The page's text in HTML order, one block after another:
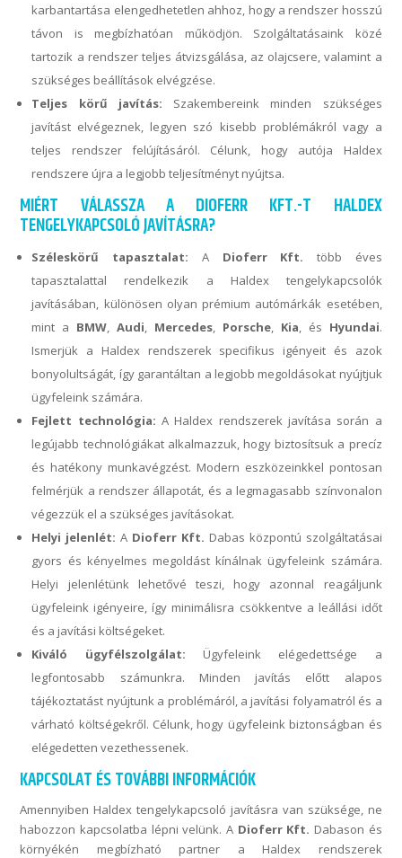
karbantartása elengedhetetlen ahhoz, hogy a rendszer hosszú
távon is megbízhatóan működjön. Szolgáltatásaink közé
tartozik a rendszer teljes átvizsgálása, az olajcsere, valamint a
szükséges beállítások elvégzése.
Teljes körű javítás: Szakembereink minden szükséges
javítást elvégeznek, legyen szó kisebb problémákról vagy a
teljes rendszer felújításáról. Célunk, hogy autója Haldex
rendszere újra a legjobb teljesítményt nyújtsa.
MIÉRT VÁLASSZA A DIOFERR KFT.-T HALDEX
TENGELYKAPCSOLÓ JAVÍTÁSRA?
Széleskörű tapasztalat: A Dioferr Kft. több éves
tapasztalattal rendelkezik a Haldex tengelykapcsolók
javításában, különösen olyan prémium autómárkák esetében,
mint a BMW,Audi, Mercedes, Porsche, Kia, és Hyundai.
Ismerjük a Haldex rendszerek specifikus igényeit és azok
bonyolultságát, így garantáltan a legjobb megoldásokat nyújtjuk
ügyfeleink számára.
Fejlett technológia: A Haldex rendszerek javítása során a
legújabb technológiákat alkalmazzuk, hogy biztosítsuk a precíz
és hatékony munkavégzést. Modern eszközeinkkel pontosan
felmérjük a rendszer állapotát, és a legmagasabb színvonalon
végezzük el a szükséges javításokat.
Helyi jelenlét: A Dioferr Kft. Dabas központú szolgáltatásai
gyors és kényelmes megoldást kínálnak ügyfeleink számára.
Helyi jelenlétünk lehetővé teszi, hogy azonnal reagáljunk
ügyfeleink igényeire, így minimálisra csökkentve a leállási időt
és a javítási költségeket.
Kiváló ügyfélszolgálat: Ügyfeleink elégedettsége a
legfontosabb számunkra. Minden javítás előtt alapos
tájékoztatást nyújtunk a problémáról, a javítási folyamatról és a
várható költségekről. Célunk, hogy ügyfeleink biztonságban és
elégedetten vezethessenek.
KAPCSOLAT ÉS TOVÁBBI INFORMÁCIÓK
Amennyiben Haldex tengelykapcsoló javításra van szüksége, ne
habozzon kapcsolatba lépni velünk. A Dioferr Kft. Dabason és
környékén megbízható partner a Haldex rendszerek